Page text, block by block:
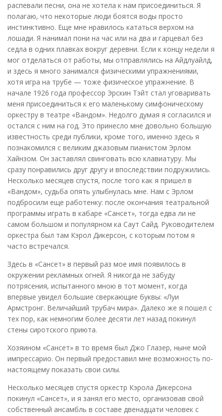
распевали песни, она не хотела к нам присоединиться. Я
полагаю, что некоторые люди боятся воды просто
инстинктивно. Еще мне нравилось кататься верхом на
лошади. Я нанимал пони на час или на два и гарцевал без
седла в одних плавках вокруг деревни. Если к концу недели я
мог отделаться от работы, мы отправлялись на Айдлуайлд,
и здесь я много занимался физическими упражнениями,
хотя игра на трубе — тоже физическое упражнение. В
начале 1926 года профессор Эрскин Тэйт стал уговаривать
меня присоединиться к его маленькому симфоническому
оркестру в театре «Вандом». Недолго думая я согласился и
остался с ним на год. Это принесло мне довольно большую
известность среди публики, кроме того, именно здесь я
познакомился с великим джазовым пианистом Эрлом
Хайнзом. Он заставлял свинговать всю клавиатуру. Мы
сразу понравились друг другу и впоследствии подружились.
Несколько месяцев спустя, после того как я пришел в
«Вандом», судьба опять улыбнулась мне. Нам с Эрлом
подбросили еще работенку: после окончания театральной
программы играть в кабаре «Сансет», тогда едва ли не
самом большом и популярном ка Саут Сайд. Руководителем
оркестра был там Кэрол Дикерсон, с которым потом я
часто встречался.
Здесь в «Сансет» в первый раз мое имя появилось в
окружении рекламных огней. Я никогда не забуду
потрясения, испытанного мною в тот момент, когда
впервые увидел большие сверкающие буквы: «Луи
Армстронг. Величайший трубач мира». Далеко же я пошел с
тех пор, как немногим более десяти лет назад покинул
стены сиротского приюта.
Хозяином «Сансет» в то время был Джо Глазер, ныне мой
импрессарио. Он первый предоставил мне возможность по-
настоящему показать свои силы.
Несколько месяцев спустя оркестр Кэрола Дикерсона
покинул «Сансет», и я занял его место, организовав свой
собственный ансамбль в составе двенадцати человек с